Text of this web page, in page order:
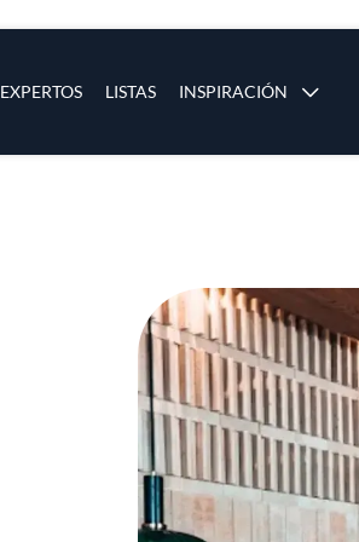
EXPERTOS LISTAS INSPIRACIÓN